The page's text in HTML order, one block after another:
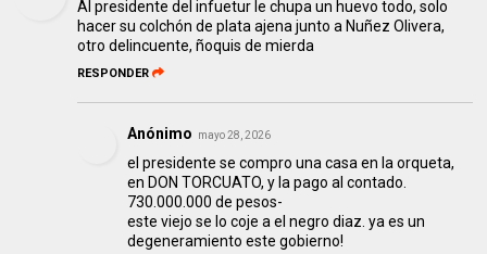
Al presidente del infuetur le chupa un huevo todo, solo
hacer su colchón de plata ajena junto a Nuñez Olivera,
otro delincuente, ñoquis de mierda
RESPONDER
Anónimo mayo 28, 2026
el presidente se compro una casa en la orqueta,
en DON TORCUATO, y la pago al contado.
730.000.000 de pesos-
este viejo se lo coje a el negro diaz. ya es un
degeneramiento este gobierno!